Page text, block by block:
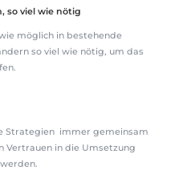
so viel wie nötig
möglich in bestehende
so viel wie nötig, um das
Strategien immer gemeinsam
Vertrauen in die Umsetzung